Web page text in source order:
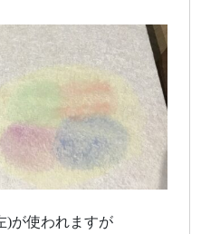
)が使われますが